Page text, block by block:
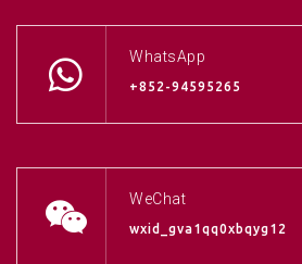
WhatsApp
+852-94595265
WeChat
wxid_gva1qq0xbqyg12